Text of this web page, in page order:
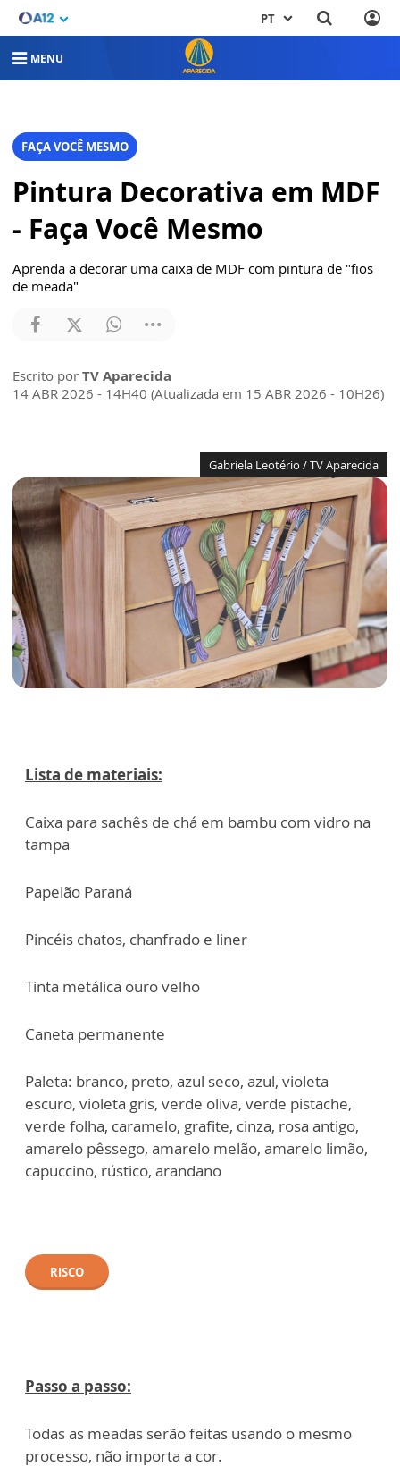
PT
MENU
FAÇA VOCÊ MESMO
Pintura Decorativa em MDF
- Faça Você Mesmo
Aprenda a decorar uma caixa de MDF com pintura de "fios
de meada"
Escrito por TV Aparecida
14 ABR 2026 - 14H40 (Atualizada em 15 ABR 2026 - 10H26)
Gabriela Leotério / TV Aparecida
Lista de materiais:
Caixa para sachês de chá em bambu com vidro na
tampa
Papelão Paraná
Pincéis chatos, chanfrado e liner
Tinta metálica ouro velho
Caneta permanente
Paleta: branco, preto, azul seco, azul, violeta
escuro, violeta gris, verde oliva, verde pistache,
verde folha, caramelo, grafite, cinza, rosa antigo,
amarelo pêssego, amarelo melão, amarelo limão,
capuccino, rústico, arandano
RISCO
Passo a passo:
Todas as meadas serão feitas usando o mesmo
processo, não importa a cor.